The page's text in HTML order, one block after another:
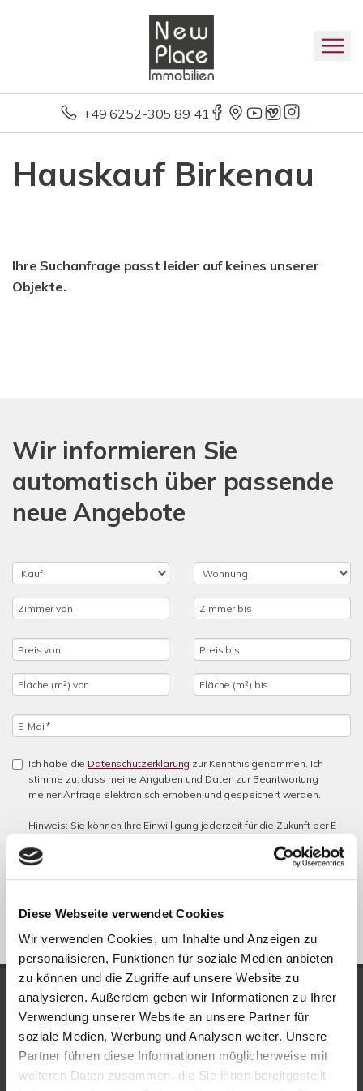
Diese Webseite verwendet Cookies
Wir verwenden Cookies, um Inhalte und Anzeigen zu
personalisieren, Funktionen für soziale Medien anbieten
zu können und die Zugriffe auf unsere Website zu
analysieren. Außerdem geben wir Informationen zu Ihrer
Verwendung unserer Website an unsere Partner für
soziale Medien, Werbung und Analysen weiter. Unsere
Partner führen diese Informationen möglicherweise mit
weiteren Daten zusammen, die Sie ihnen bereitgestellt
+49 6252-305 89 41
Hauskauf Birkenau
Ihre Suchanfrage passt leider auf keines unserer
Objekte.
Wir informieren Sie
automatisch über passende
neue Angebote
Ich habe die Datenschutzerklärung zur Kenntnis genommen. Ich
stimme zu, dass meine Angaben und Daten zur Beantwortung
meiner Anfrage elektronisch erhoben und gespeichert werden.
Hinweis: Sie können Ihre Einwilligung jederzeit für die Zukunft per E-
* Pflichtfelder
UNSERE AUSZEICHNUNGEN